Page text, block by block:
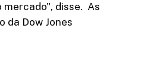
mercado", disse. As
da Dow Jones